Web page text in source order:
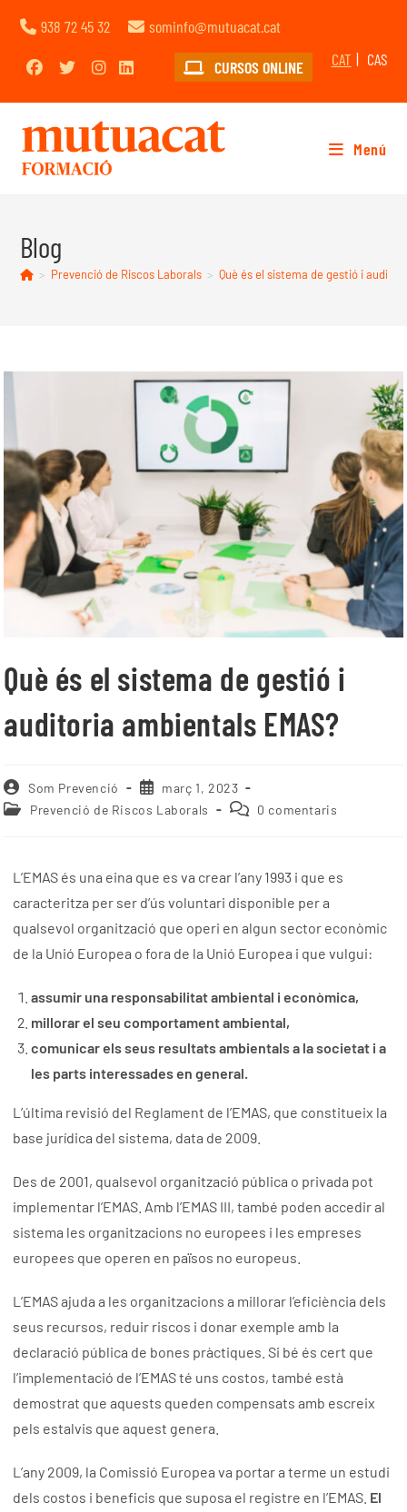
938 72 45 32
sominfo@mutuacat.cat
CAT
CAS
CURSOS ONLINE
Menú
Blog
> Prevenció de Riscos Laborals > Què és el sistema de gestió i
Què és el sistema de gestió i
auditoria ambientals EMAS?
Som Prevenció
març 1, 2023
Prevenció de Riscos Laborals
0 comentaris
L’EMAS és una eina que es va crear l’any 1993 i que es
caracteritza per ser d’ús voluntari disponible per a
qualsevol organització que operi en algun sector econòmic
de la Unió Europea o fora de la Unió Europea i que vulgui:
assumir una responsabilitat ambiental i econòmica,
millorar el seu comportament ambiental,
comunicar els seus resultats ambientals a la societat i a
les parts interessades en general.
L’última revisió del Reglament de l’EMAS, que constitueix la
base jurídica del sistema, data de 2009.
Des de 2001, qualsevol organització pública o privada pot
implementar l’EMAS. Amb l’EMAS III, també poden accedir al
sistema les organitzacions no europees i les empreses
europees que operen en països no europeus.
L’EMAS ajuda a les organitzacions a millorar l’eficiència dels
seus recursos, reduir riscos i donar exemple amb la
declaració pública de bones pràctiques. Si bé és cert que
l’implementació de l’EMAS té uns costos, també està
demostrat que aquests queden compensats amb escreix
pels estalvis que aquest genera.
L’any 2009, la Comissió Europea va portar a terme un estudi
dels costos i beneficis que suposa el registre en l’EMAS. El